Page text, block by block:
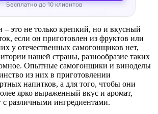
Бесплатно до 10 клиентов
это не только крепкий, но и вкусный
если он приготовлен из фруктов или
у отечественных самогонщиков нет,
нашей страны, разнообразие таких
Опытные самогонщики и виноделы
из них в приготовлении
напитков, а для того, чтобы они
ярко выраженный вкус и аромат,
различными ингредиентами.